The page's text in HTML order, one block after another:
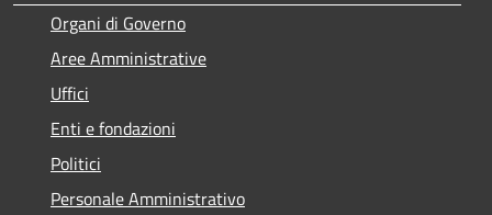
Organi di Governo
Aree Amministrative
Uffici
Enti e fondazioni
Politici
Personale Amministrativo